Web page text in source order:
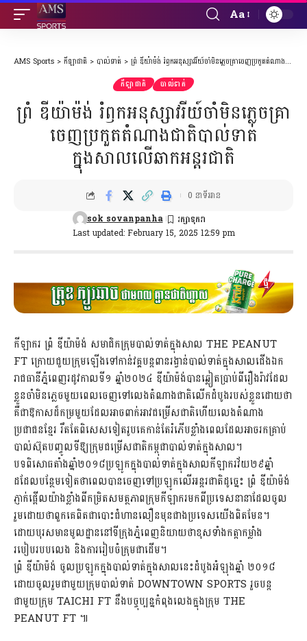
Font
Aa
AMS Sports > កីឡាជាតិ > បាល់ទាត់ > ព្រំ ឌីយ៉ាម៉ង់ រំឭកអនុស្សាវរីយ៍ចាំមិនភ្លេចគ្រាចេញប្រកួតតំណាងជាតិបាល់ទាត់ក្នុងសាលលើឆាកអន្តរជាតិ
កីឡាជាតិ បាល់ទាត់
ព្រំ ឌីយ៉ាម៉ង់ រំឭកអនុស្សាវរីយ៍ចាំមិនភ្លេចគ្រា
ចេញប្រកួតតំណាងជាតិបាល់ទាត់
ក្នុងសាលលើឆាកអន្តរជាតិ
Last updated: February 15, 2025 12:59 pm
sok sovanpanha
0 នាទីអាន
កីឡាករ ព្រំ ឌីយ៉ាម៉ង់ សមាជិកក្រុមបាល់ទាត់ក្នុងសាល THE PEANUT
FT ក្រោយជួយក្រុមឡើងទៅកាន់វគ្គបន្តពានរង្វាន់បាល់ទាត់ក្នុងសាលជើងឯក
រាជធានីភ្នំពេញរដូវកាលទី១ ឆ្នាំ២០២៤ ឌីយ៉ាម៉ង់បានឆ្លៀតប្រាប់ពីរឿងរ៉ាវដែល
ខ្លួនចាំមិនភ្លេចមួយពេលចេញទៅលេងតំណាងជាតិលើកដំបូងរបស់ខ្លួនដោយថា
គឺជាឱកាសដ៏កម្រមួយដែលអាចពាក់អាវជម្រើសជាតិហើយលេងតំណាង
ប្រជាជនខ្មែរ រឹតតែពិសេសទៀតរូបគេកាន់តែរំភើបខ្លាំងពេលដែលអាចរកគ្រាប់
បាល់ស៊ុតបញ្ចូលទីឱ្យក្រុមជម្រើសជាតិកម្ពុជាបាល់ទាត់ក្នុងសាល។
បទពិសោធតាំងឆ្នាំ២០១៨ប្រឡូកក្នុងបាល់ទាត់ក្នុងសាលកីឡាករវ័យ២៩ឆ្នាំ
ដដែលបន្ថែមទៀតថាពេលបានចេញទៅប្រឡូកលើអន្តរជាតិដូច្នេះ ព្រំ ឌីយ៉ាម៉ង់
ភ្ញាក់ផ្អើលយ៉ាងខ្លាំងពីកម្រិតសមត្ថភាពក្រុមកីឡាករមកពីប្រទេសនានាដែលចូល
រួមដោយថាពួកគេពិតជាបោះជំហានលឿនមុនជាងប្រទេសយើងពិតមែន។
ដោយបុរសមានមូលដ្ឋាននៅទីក្រុងភ្នំពេញនិយាយថាខុសទាំងកត្តាកម្លាំង
របៀបរបបលេង និងការរៀបចំក្រុមជាដើម។
ព្រំ ឌីយ៉ាម៉ង់ ចូលប្រឡូកក្នុងបាល់ទាត់ក្នុងសាលនេះដំបូងអំឡុងឆ្នាំ ២០១៨
ដោយចូលរួមជាមួយក្រុមបាល់ទាត់ DOWNTOWN SPORTS រួចបន្ត
ជាមួយក្រុម TAICHI FT នឹងបច្ចុប្បន្នកំពុងលេងក្នុងក្រុម THE
PEANUT FT ៕